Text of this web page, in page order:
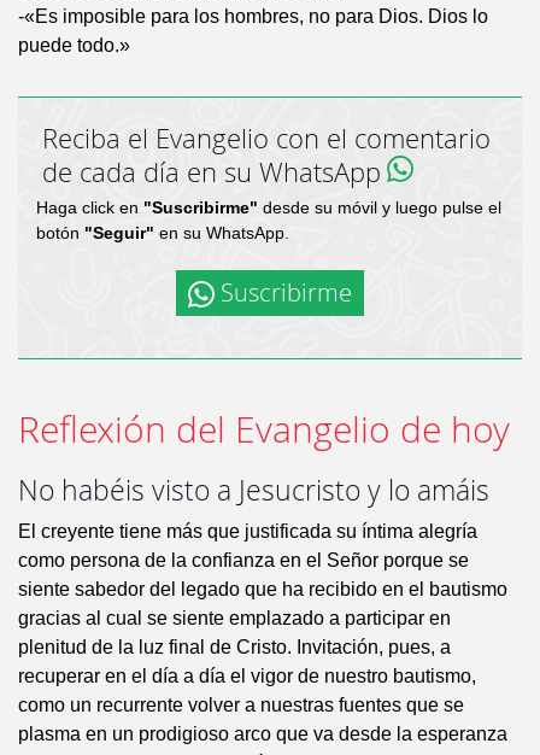
-«Es imposible para los hombres, no para Dios. Dios lo
puede todo.»
Reciba el Evangelio con el comentario
de cada día en su WhatsApp
Haga click en "Suscribirme" desde su móvil y luego pulse el
botón "Seguir" en su WhatsApp.
Suscribirme
Reflexión del Evangelio de hoy
No habéis visto a Jesucristo y lo amáis
El creyente tiene más que justificada su íntima alegría
como persona de la confianza en el Señor porque se
siente sabedor del legado que ha recibido en el bautismo
gracias al cual se siente emplazado a participar en
plenitud de la luz final de Cristo. Invitación, pues, a
recuperar en el día a día el vigor de nuestro bautismo,
como un recurrente volver a nuestras fuentes que se
plasma en un prodigioso arco que va desde la esperanza